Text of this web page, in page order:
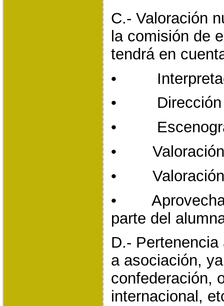
C.- Valoración
la comisión de
tendrá en
•
• Dirección
•
• Valoración
• Valoración
•
parte del
D.-
a asociación,
confederación,
internacional,